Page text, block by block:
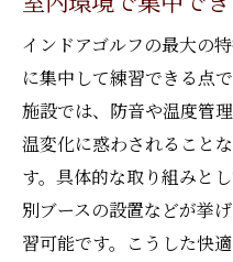
インドアゴルフの最大の
に集中して練習できる点
施設では、防音や温度管
温変化に惑わされること
す。具体的な取り組みと
別ブースの設置などが挙
習可能です。こうした快